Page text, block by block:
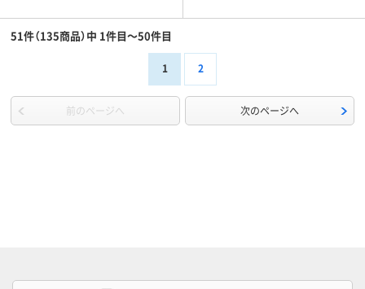
51件（135商品）中 1件目～50件目
1 2
前のページへ 次のページへ